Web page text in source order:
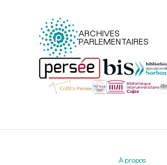
ARCHIVES
PARLEMENTAIRES
Menu
À propos